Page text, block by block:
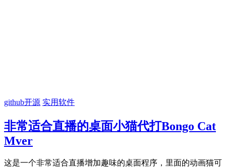
github开源 实用软件
非常适合直播的桌面小猫代打Bongo Cat
Mver
这是一个非常适合直播增加趣味的桌面程序，里面的动画猫可